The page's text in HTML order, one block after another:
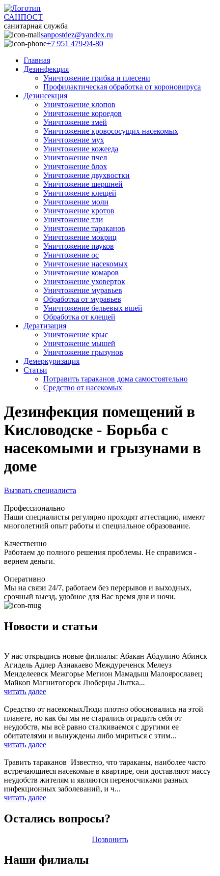
САНПОСТ
санитарная служба
sanpostdez@yandex.ru
+7 951 479-94-80
Главная
Дезинфекция
Уничтожение грибка и плесени
Профилактическая обработка от короновируса
Дезинсекция
Уничтожение клопов
Уничтожение короедов
Уничтожение змей
Уничтожение кровососущих насекомых
Уничтожение мух
Уничтожение кожееда
Уничтожение пчел
Уничтожение блох
Уничтожение двухвостки
Уничтожение шершней
Уничтожение клещей
Уничтожение моли
Уничтожение кротов
Уничтожение тли
Уничтожение тараканов
Уничтожение мокриц
Уничтожение пауков
Уничтожение ос
Уничтожение насекомых
Уничтожение комаров
Уничтожение уховерток
Уничтожение муравьев
Обработка от муравьев
Уничтожение бельевых вшей
Обработка от клещей
Дератизация
Уничтожение крыс
Уничтожение мышей
Уничтожение грызунов
Демеркуризация
Статьи
Потравить тараканов дома самостоятельно
Средство от насекомых
Дезинфекция помещений в
Кисловодске - Борьба с
насекомыми и грызунами в
доме
Вызвать специалиста
Профессионально
Наши специалисты регулярно проходят аттестацию, имеют
многолетний опыт работы и специальное образование.
Качественно
Работаем до полного решения проблемы. Не справимся -
вернем деньги.
Оперативно
Мы на связи 24/7, работаем без перерывов и выходных,
срочный выезд, удобное для Вас время дня и ночи.
Новости и статьи
У нас открыдись новые филиалы: Абакан Абдулино Абинск
Агидель Адлер Азнакаево Междуреченск Мелеуз
Менделеевск Межгорье Мегион Мамадыш Малоярославец
Майкоп Магнитогорск Люберцы Лытка...
читать далее
Средство от насекомыхЛюди плотно обосновались на этой
планете, но как бы мы не старались оградить себя от
неудобств, мы всё равно сталкиваемся с другими ее
обитателями и вынуждены либо мириться с этим...
читать далее
Травить тараканов Известно, что тараканы, наиболее часто
встречающиеся насекомые в квартире, они доставляют массу
неудобств жителям и являются переносчиками разных
инфекционных заболеваний, и ч...
читать далее
Остались вопросы?
Позвонить
Наши филиалы